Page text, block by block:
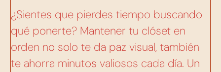
¿Sientes que pierdes tiempo buscando
qué ponerte? Mantener tu clóset en
orden no solo te da paz visual, también
te ahorra minutos valiosos cada día. Un